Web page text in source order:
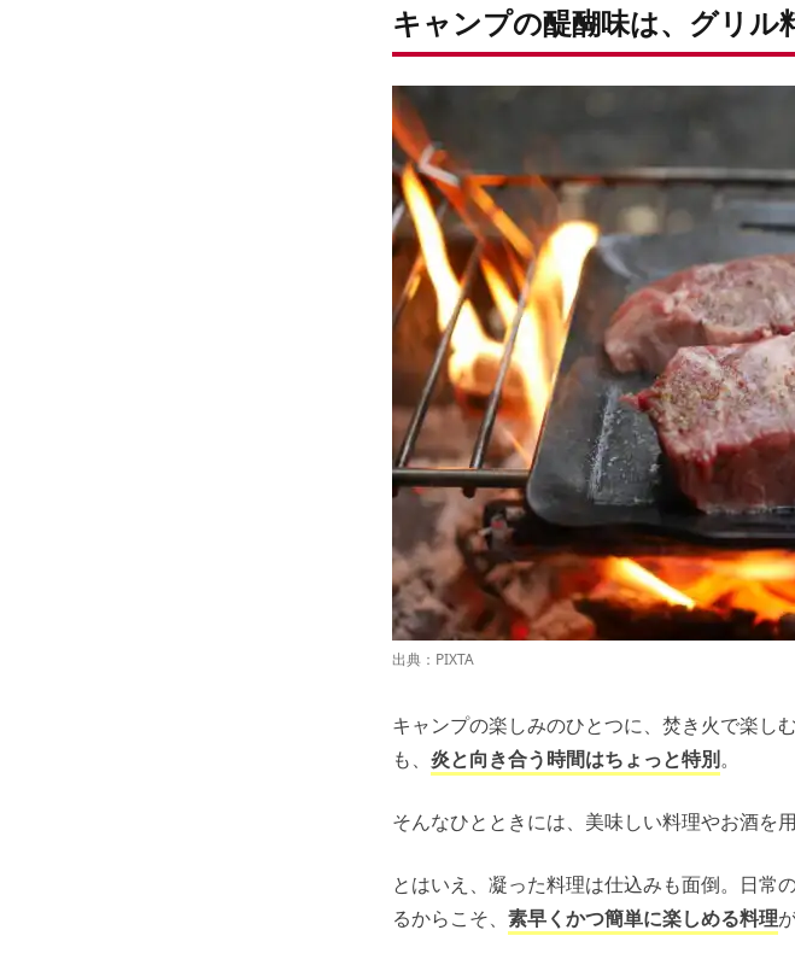
キャンプの醍醐味は、グリル
出典：PIXTA
キャンプの楽しみのひとつに、焚き火で楽し
も、 炎と向き合う時間はちょっと特別。
そんなひとときには、美味しい料理やお酒を
とはいえ、凝った料理は仕込みも面倒。日常
るからこそ、 素早くかつ簡単に楽しめる料理